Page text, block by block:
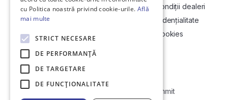
Contact
Soluționarea Online a litigiilor
ANCP
Termeni și condiții dealeri
Politică confidențialitate
Politica de cookies
Initial Commit
cu Politica noastră privind cookie-urile. Află
mai multe
STRICT NECESARE
DE PERFORMANȚĂ
DE TARGETARE
DE FUNCŢIONALITATE